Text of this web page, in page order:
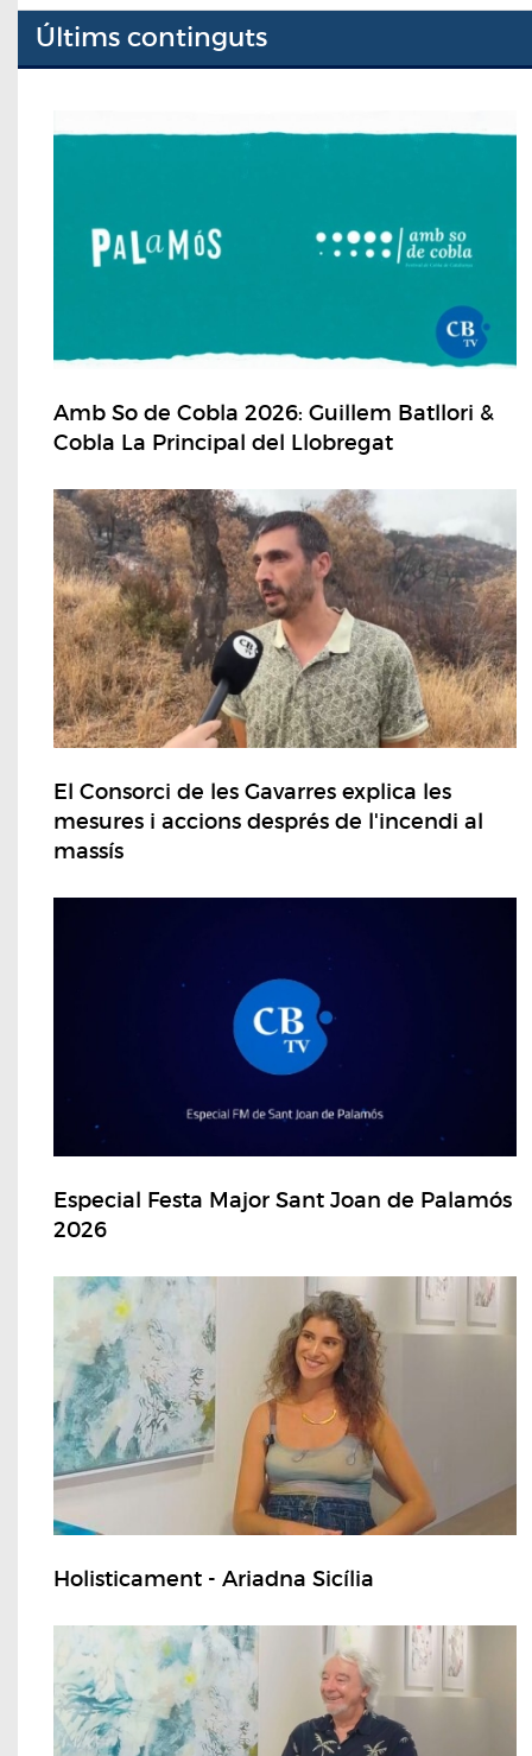
Últims continguts
Amb So de Cobla 2026: Guillem Batllori &
Cobla La Principal del Llobregat
El Consorci de les Gavarres explica les
mesures i accions després de l'incendi al
massís
Especial Festa Major Sant Joan de Palamós
2026
Holisticament - Ariadna Sicília